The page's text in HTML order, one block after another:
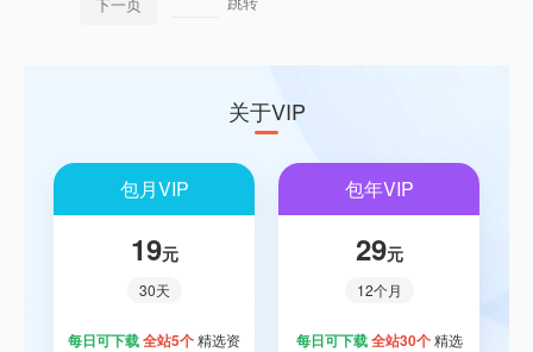
关于VIP
包月VIP
19元
30天
每日可下载全站5个精选资
包年VIP
29元
12个月
每日可下载全站30个精选